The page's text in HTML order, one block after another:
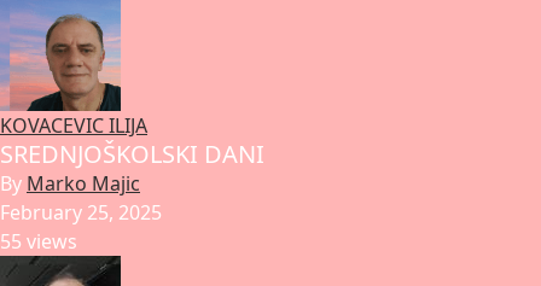
KOVACEVIC ILIJA
SREDNJOŠKOLSKI DANI
By Marko Majic
February 25, 2025
55 views